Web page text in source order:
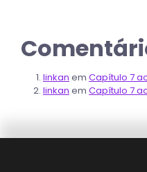
linkan em Capítulo 7
linkan em Capítulo 7